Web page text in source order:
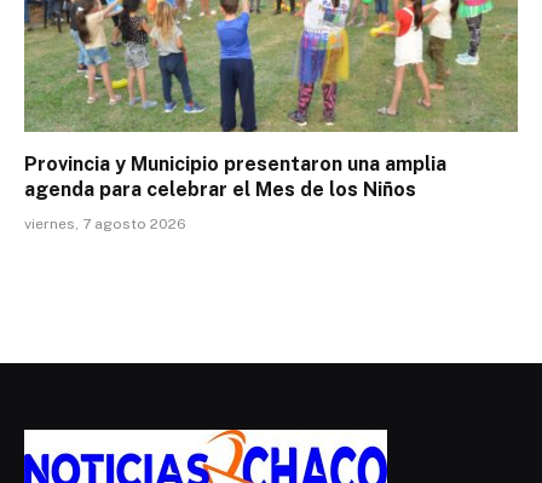
Provincia y Municipio presentaron una amplia
agenda para celebrar el Mes de los Niños
viernes, 7 agosto 2026